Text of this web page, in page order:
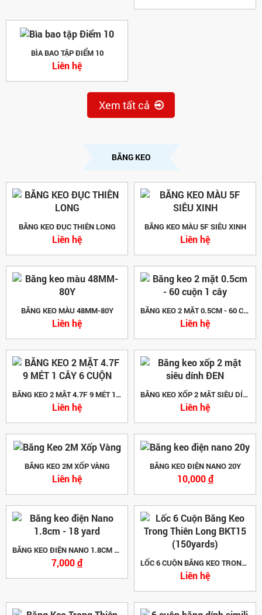
BÌA BAO TẬP ĐIỂM 10
Liên hệ
Xem tất cả
BĂNG KEO
BĂNG KEO ĐỤC THIÊN LONG
Liên hệ
BĂNG KEO MÀU 5F SIÊU XINH
Liên hệ
BĂNG KEO MÀU 48MM-80Y
Liên hệ
BĂNG KEO 2 MẶT 0.5CM - 60 CUỘN 1 CÂY
Liên hệ
BĂNG KEO 2 MẶT 4.7F 9 MÉT 1 CÂY 6 CUỘN
Liên hệ
BĂNG KEO XỐP 2 MẶT SIÊU DÍNH ĐEN
Liên hệ
BĂNG KEO 2M XỐP VÀNG
Liên hệ
BĂNG KEO ĐIỆN NANO 20Y
10,000đ
BĂNG KEO ĐIỆN NANO 1.8CM - 18 YARD
7,000đ LỐC 6 CUỘN BĂNG KEO TRONG THIÊN LONG BKT15 (150YARDS)
Liên hệ